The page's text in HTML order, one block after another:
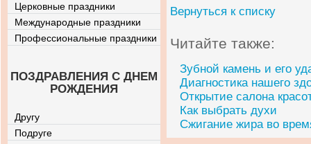
Вернуться к списку
Читайте также:
Зубной камень и его
Диагностика нашего
Открытие салона
Как выбрать духи
Сжигание жира во
Церковные праздники
Международные праздники
Профессиональные праздники
ПОЗДРАВЛЕНИЯ С ДНЕМ
РОЖДЕНИЯ
Другу
Подруге